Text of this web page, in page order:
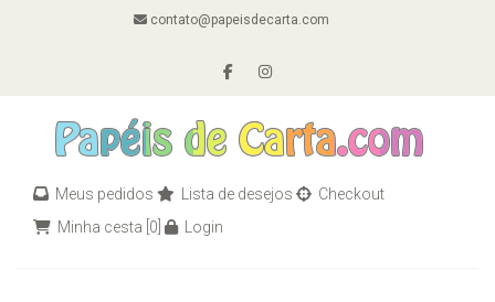
contato@papeisdecarta.com
Meus pedidos Lista de desejos
Checkout
Minha cesta [0] Login